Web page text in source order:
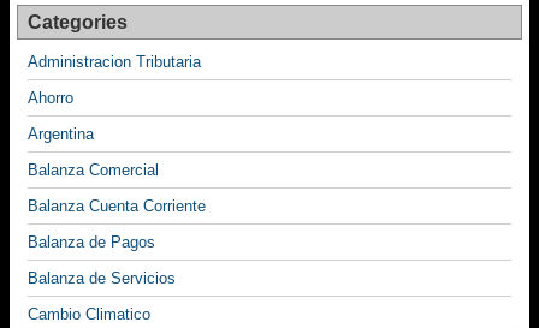
Categories
Administracion Tributaria
Ahorro
Argentina
Balanza Comercial
Balanza Cuenta Corriente
Balanza de Pagos
Balanza de Servicios
Cambio Climatico